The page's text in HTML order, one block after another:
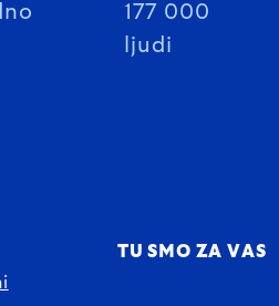
177 000
ljudi
TU SMO ZA VAS